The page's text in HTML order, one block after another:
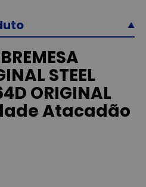
STEEL
ORIGINAL
Atacadão